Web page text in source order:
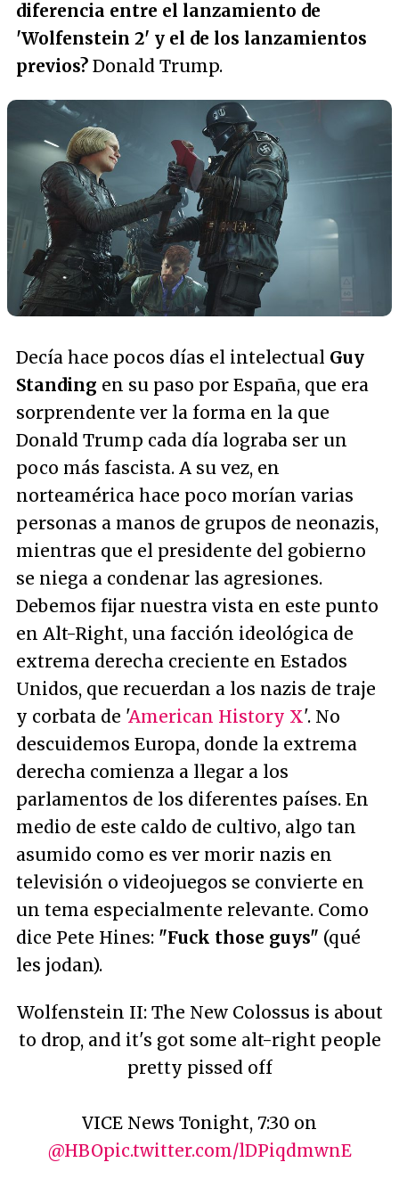
diferencia entre el lanzamiento de
'Wolfenstein 2' y el de los lanzamientos
previos? Donald Trump.
Decía hace pocos días el intelectual Guy
Standing en su paso por España, que era
sorprendente ver la forma en la que
Donald Trump cada día lograba ser un
poco más fascista. A su vez, en
norteamérica hace poco morían varias
personas a manos de grupos de neonazis,
mientras que el presidente del gobierno
se niega a condenar las agresiones.
Debemos fijar nuestra vista en este punto
en Alt-Right, una facción ideológica de
extrema derecha creciente en Estados
Unidos, que recuerdan a los nazis de traje
y corbata de 'American History X'. No
descuidemos Europa, donde la extrema
derecha comienza a llegar a los
parlamentos de los diferentes países. En
medio de este caldo de cultivo, algo tan
asumido como es ver morir nazis en
televisión o videojuegos se convierte en
un tema especialmente relevante. Como
dice Pete Hines: "Fuck those guys" (qué
les jodan).
Wolfenstein II: The New Colossus is about
to drop, and it's got some alt-right people
pretty pissed off
VICE News Tonight, 7:30 on
@HBOpic.twitter.com/lDPiqdmwnE